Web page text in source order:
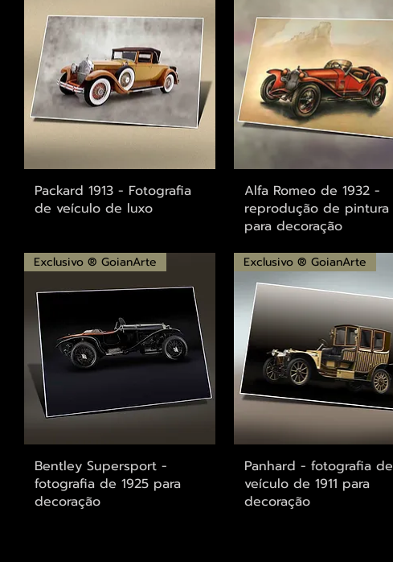
Visualização rápida
Packard 1913 - Fotografia
de veículo de luxo
Visualização rápida
Alfa Romeo de 1932 -
reprodução de pintura
para decoração
Visualização rápida
Exclusivo ® GoianArte
Bentley Supersport -
fotografia de 1925 para
decoração
Visualização rápida
Exclusivo ® GoianArte
Panhard - fotografia de
veículo de 1911 para
decoração